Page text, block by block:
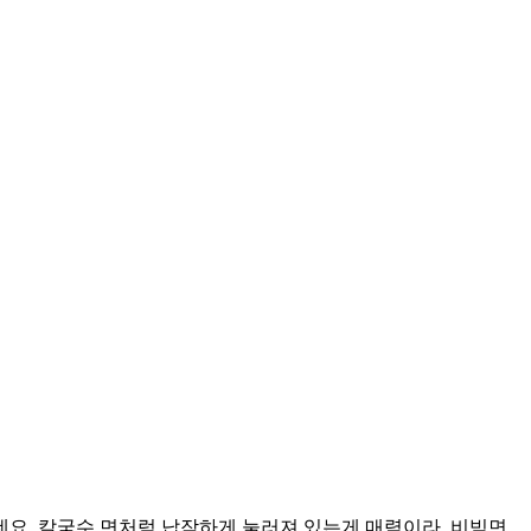
. 칼국수 면처럼 납작하게 눌러져 있는게 매력이라. 비빔면